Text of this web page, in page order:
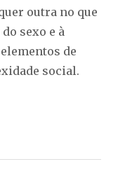
outra no que
sexo e à
de
social.